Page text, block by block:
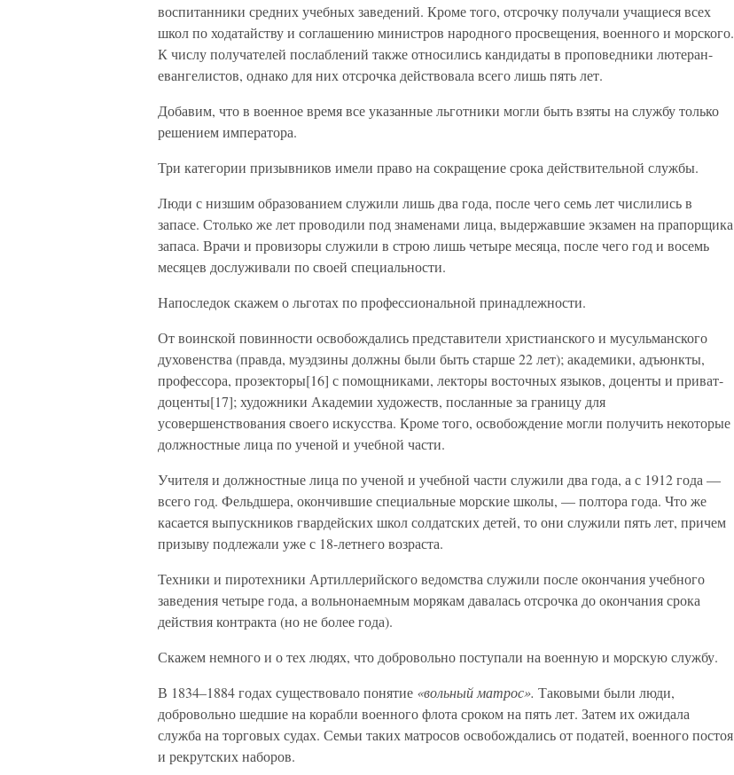
воспитанники средних учебных заведений. Кроме того, отсрочку получали учащиеся всех
школ по ходатайству и соглашению министров народного просвещения, военного и морского.
К числу получателей послаблений также относились кандидаты в проповедники лютеран-
евангелистов, однако для них отсрочка действовала всего лишь пять лет.
Добавим, что в военное время все указанные льготники могли быть взяты на службу только
решением императора.
Три категории призывников имели право на сокращение срока действительной службы.
Люди с низшим образованием служили лишь два года, после чего семь лет числились в
запасе. Столько же лет проводили под знаменами лица, выдержавшие экзамен на прапорщика
запаса. Врачи и провизоры служили в строю лишь четыре месяца, после чего год и восемь
месяцев дослуживали по своей специальности.
Напоследок скажем о льготах по профессиональной принадлежности.
От воинской повинности освобождались представители христианского и мусульманского
духовенства (правда, муэдзины должны были быть старше 22 лет); академики, адъюнкты,
профессора, прозекторы[16] с помощниками, лекторы восточных языков, доценты и приват-
доценты[17]; художники Академии художеств, посланные за границу для
усовершенствования своего искусства. Кроме того, освобождение могли получить некоторые
должностные лица по ученой и учебной части.
Учителя и должностные лица по ученой и учебной части служили два года, а с 1912 года —
всего год. Фельдшера, окончившие специальные морские школы, — полтора года. Что же
касается выпускников гвардейских школ солдатских детей, то они служили пять лет, причем
призыву подлежали уже с 18-летнего возраста.
Техники и пиротехники Артиллерийского ведомства служили после окончания учебного
заведения четыре года, а вольнонаемным морякам давалась отсрочка до окончания срока
действия контракта (но не более года).
Скажем немного и о тех людях, что добровольно поступали на военную и морскую службу.
В 1834–1884 годах существовало понятие «вольный матрос». Таковыми были люди,
добровольно шедшие на корабли военного флота сроком на пять лет. Затем их ожидала
служба на торговых судах. Семьи таких матросов освобождались от податей, военного постоя
и рекрутских наборов.